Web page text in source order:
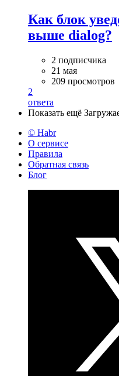
Как блок
выше dialog?
2 подписчика
21 мая
209 просмотров
2
ответа
Показать ещё
© Habr
О сервисе
Правила
Обратная связь
Блог